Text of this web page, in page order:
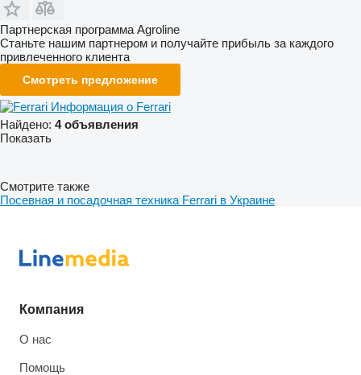
Партнерская программа Agroline
Станьте нашим партнером и получайте прибыль за каждого
привлеченного клиента
Смотреть предложение
Информация о Ferrari
Найдено: 4 объявления
Показать
Смотрите также
Посевная и посадочная техника Ferrari в Украине
Компания
О нас
Помощь